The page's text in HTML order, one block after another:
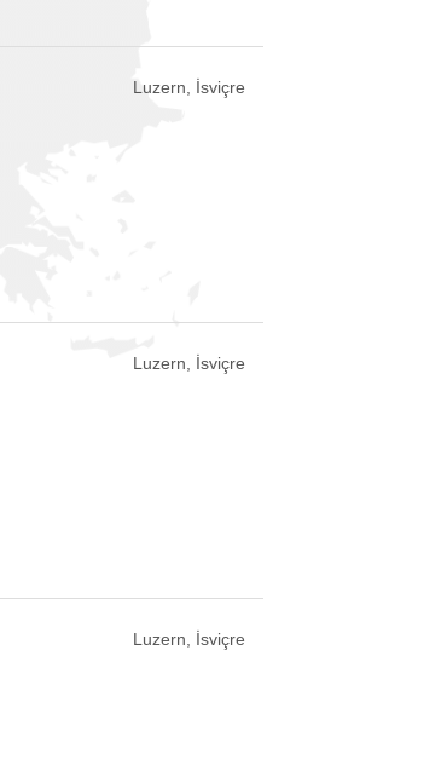
Luzern, İsviçre
Luzern, İsviçre
Luzern, İsviçre